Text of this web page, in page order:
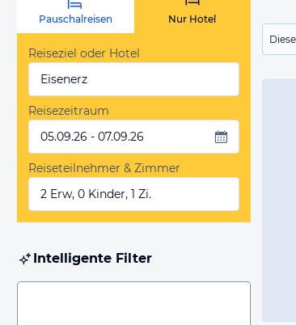
Pauschalreisen Nur Hotel
Reiseziel oder Hotel
Eisenerz
Reisezeitraum
05.09.26 - 07.09.26
Reiseteilnehmer & Zimmer
2 Erw, 0 Kinder, 1 Zi.
Intelligente Filter